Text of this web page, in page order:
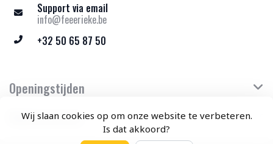
Wij slaan cookies op om onze website te verbeteren.
Is dat akkoord?
Support via email
info@feeerieke.be
+32 50 65 87 50
Openingstijden
Klantenservice